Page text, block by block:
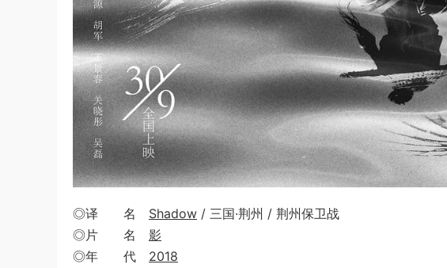
◎译 名 Shadow / 三国·荆州 / 荆州保卫战
◎片 名 影
◎年 代 2018